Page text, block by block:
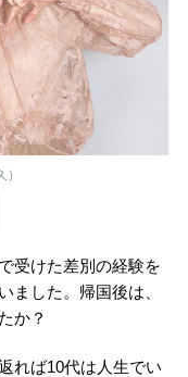
受けた差別の経験を
ました。帰国後は、
か？
れば10代は人生でい